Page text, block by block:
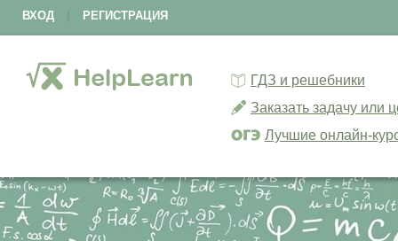
ВХОД РЕГИСТРАЦИЯ
ГДЗ и решебники
Заказать задачу или
Лучшие онлайн-